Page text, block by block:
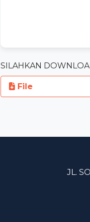
SILAHKAN
File
JL.